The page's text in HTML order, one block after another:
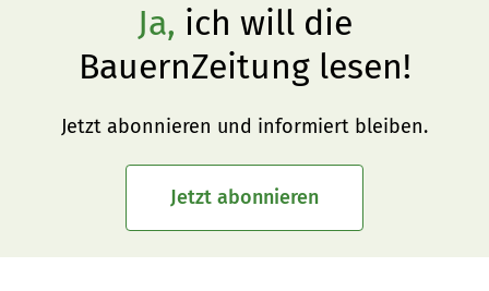
Ja, ich will die
BauernZeitung lesen!
Jetzt abonnieren und informiert bleiben.
Jetzt abonnieren